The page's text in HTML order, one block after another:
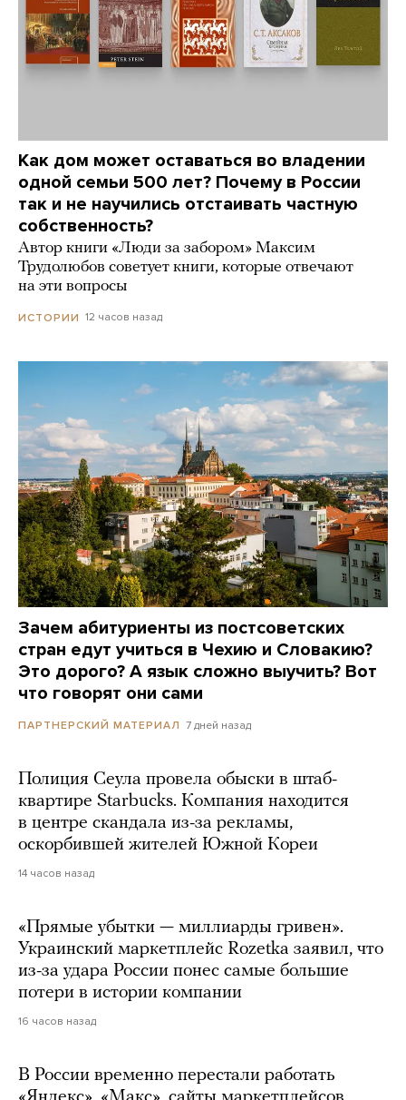
Как дом может оставаться во владении
одной семьи 500 лет? Почему в России
так и не научились отстаивать частную
собственность?
Автор книги «Люди за забором» Максим
Трудолюбов советует книги, которые отвечают
на эти вопросы
ИСТОРИИ 12 часов назад
Зачем абитуриенты из постсоветских
стран едут учиться в Чехию и Словакию?
Это дорого? А язык сложно выучить? Вот
что говорят они сами
ПАРТНЕРСКИЙ МАТЕРИАЛ 7 дней назад
Полиция Сеула провела обыски в штаб-
квартире Starbucks. Компания находится
в центре скандала из-за рекламы,
оскорбившей жителей Южной Кореи
14 часов назад
«Прямые убытки — миллиарды гривен».
Украинский маркетплейс Rozetka заявил, что
из-за удара России понес самые большие
потери в истории компании
16 часов назад
В России временно перестали работать